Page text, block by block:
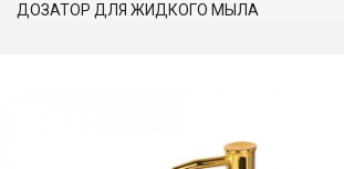
ДОЗАТОР ДЛЯ ЖИДКОГО МЫЛА